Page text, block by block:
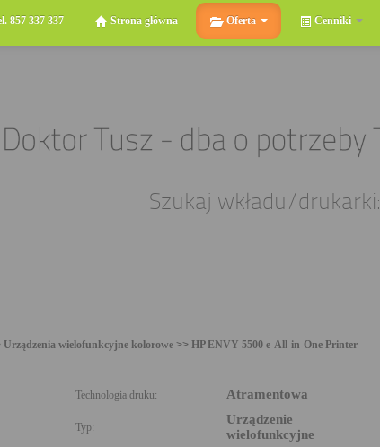
857 337 337 Strona główna Oferta Cenniki
Szukaj wkładu/drukarki:
Urządzenia wielofunkcyjne kolorowe >> HP ENVY 5500 e-All-in-One Printer
Technologia druku: Atramentowa
Typ:
Urządzenie
wielofunkcyjne